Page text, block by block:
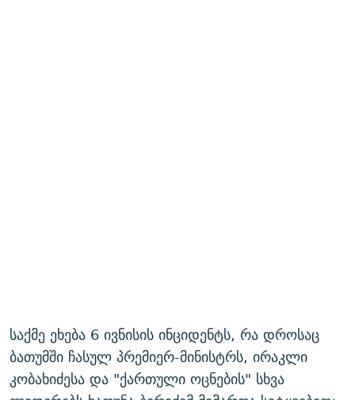
საქმე ეხება 6 ივნისის ინციდენტს, რა დროსაც
ბათუმში ჩასულ პრემიერ-მინისტრს, ირაკლი
კობახიძესა და "ქართული ოცნების" სხვა